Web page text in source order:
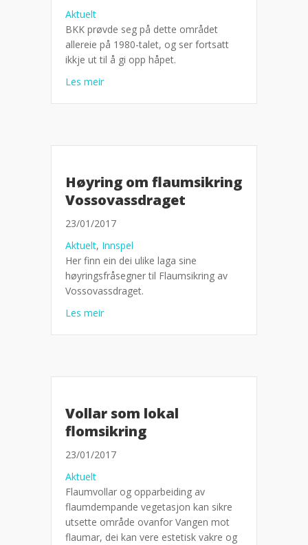
Aktuelt
BKK prøvde seg på dette området
allereie på 1980-talet, og ser fortsatt
ikkje ut til å gi opp håpet.
Les meirabout BKK har sikla på Raundalselva i over
Høyring om flaumsikring
Vossovassdraget
23/01/2017
Aktuelt, Innspel
Her finn ein dei ulike laga sine
høyringsfråsegner til Flaumsikring av
Vossovassdraget.
Les meirabout Høyring om flaumsikring
Vollar som lokal
flomsikring
23/01/2017
Aktuelt
Flaumvollar og opparbeiding av
flaumdempande vegetasjon kan sikre
utsette område ovanfor Vangen mot
flaumar, dei kan vere estetisk vakre og